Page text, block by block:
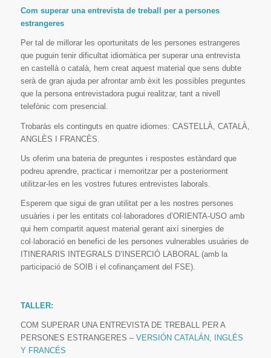
Com superar una entrevista de treball per a persones
estrangeres
Per tal de millorar les oportunitats de les persones estrangeres
que puguin tenir dificultat idiomàtica per superar una entrevista
en castellà o català, hem creat aquest material que sens dubte
serà de gran ajuda per afrontar amb èxit les possibles preguntes
que la persona entrevistadora pugui realitzar, tant a nivell
telefònic com presencial.
Trobaràs els continguts en quatre idiomes: CASTELLÀ, CATALÀ,
ANGLÈS I FRANCÈS.
Us oferim una bateria de preguntes i respostes estàndard que
podreu aprendre, practicar i memoritzar per a posteriorment
utilitzar-les en les vostres futures entrevistes laborals.
Esperem que sigui de gran utilitat per a les nostres persones
usuàries i per les entitats col·laboradores d’ORIENTA-USO amb
qui hem compartit aquest material gerant així sinergies de
col·laboració en benefici de les persones vulnerables usuàries de
ITINERARIS INTEGRALS D’INSERCIÓ LABORAL (amb la
participació de SOIB i el cofinançament del FSE).
TALLER:
COM SUPERAR UNA ENTREVISTA DE TREBALL PER A
PERSONES ESTRANGERES – VERSIÓN CATALÁN, INGLÉS
Y FRANCÉS